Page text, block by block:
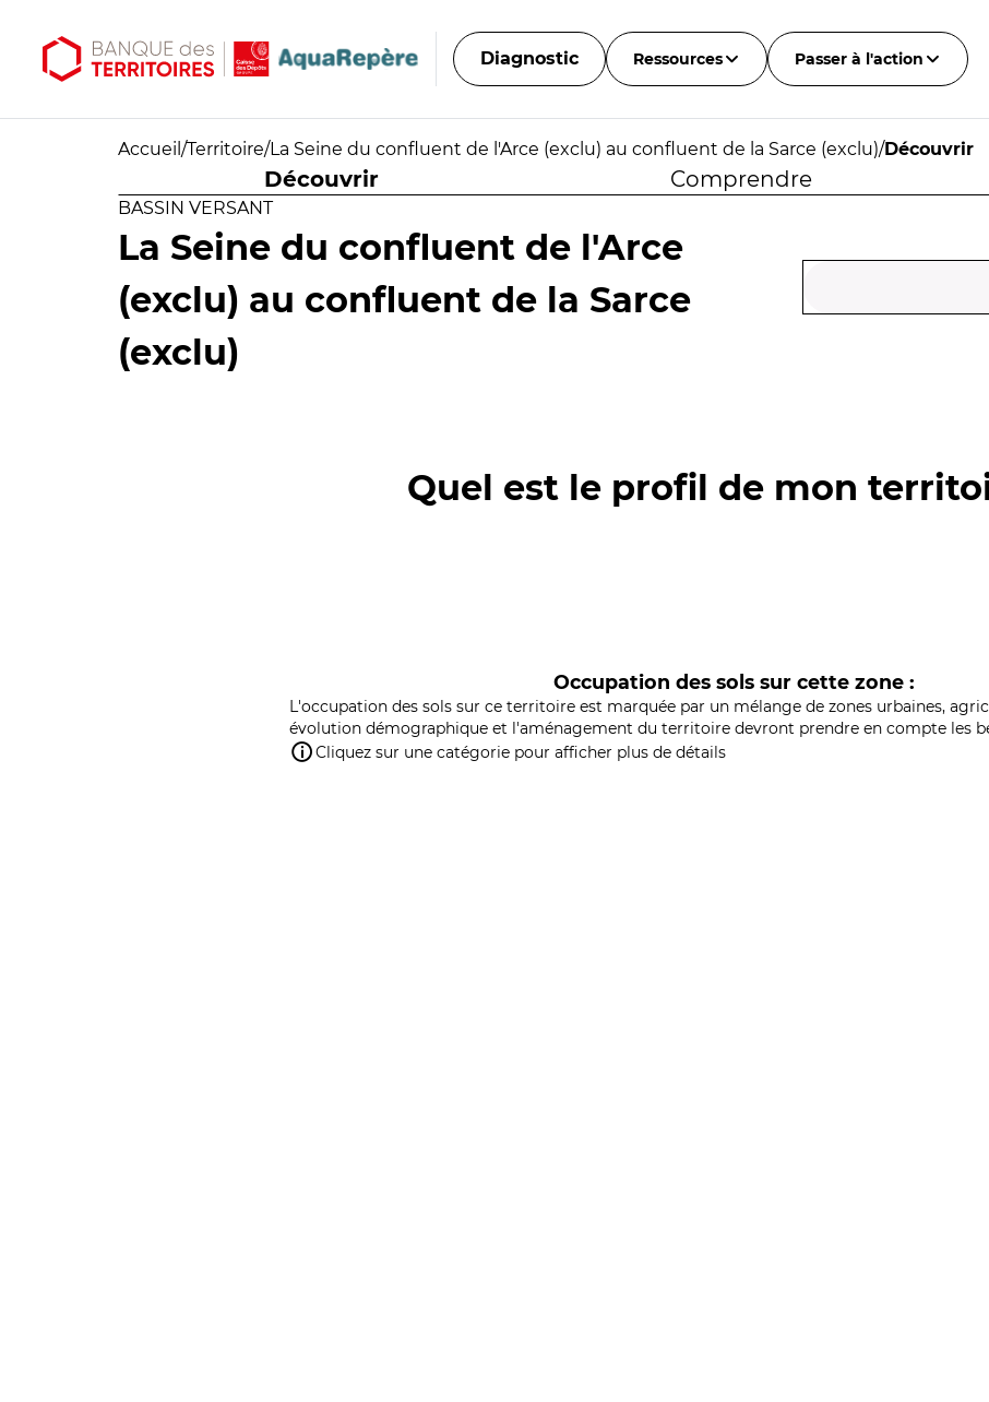
Diagnostic Ressources Passer à l'action
Accueil /Territoire/La Seine du confluent de l'Arce (exclu) au confluent de la Sarce (exclu)/Découvrir
Découvrir Comprendre
BASSIN VERSANT
La Seine du confluent de l'Arce
(exclu) au confluent de la Sarce
(exclu)
Quel est le profil de mon
Occupation des sols sur cette zone :
L'occupation des sols sur ce territoire est marquée par un mélange de zones urbaines,
évolution démographique et l'aménagement du territoire devront prendre en compte les
Cliquez sur une catégorie pour afficher plus de détails